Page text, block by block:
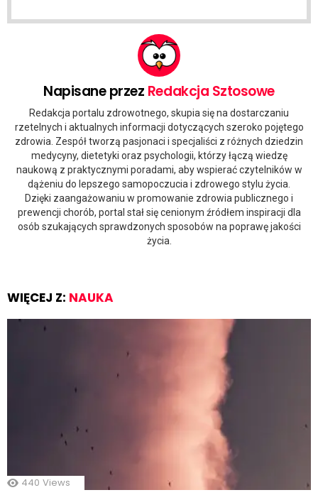
Napisane przez Redakcja Sztosowe
Redakcja portalu zdrowotnego, skupia się na dostarczaniu
rzetelnych i aktualnych informacji dotyczących szeroko pojętego
zdrowia. Zespół tworzą pasjonaci i specjaliści z różnych dziedzin
medycyny, dietetyki oraz psychologii, którzy łączą wiedzę
naukową z praktycznymi poradami, aby wspierać czytelników w
dążeniu do lepszego samopoczucia i zdrowego stylu życia.
Dzięki zaangażowaniu w promowanie zdrowia publicznego i
prewencji chorób, portal stał się cenionym źródłem inspiracji dla
osób szukających sprawdzonych sposobów na poprawę jakości
życia.
WIĘCEJ Z: NAUKA
440 Views